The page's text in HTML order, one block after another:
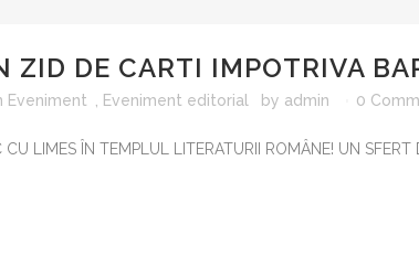
ZID DE CARTI IMPOTRIVA
Eveniment Eveniment editorial by admin 0
CU LIMES ÎN TEMPLUL LITERATURII ROMÂNE! UN